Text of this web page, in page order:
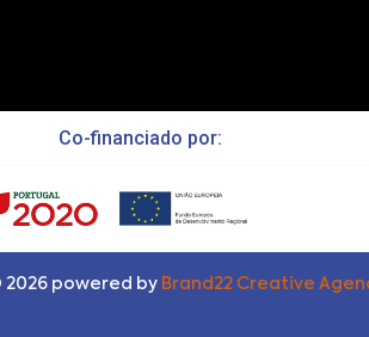
Co-financiado por:
2026 powered by Brand22 Creative